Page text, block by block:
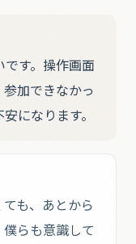
す。操作画面
加できなかっ
になります。
も、あとから
らも意識して